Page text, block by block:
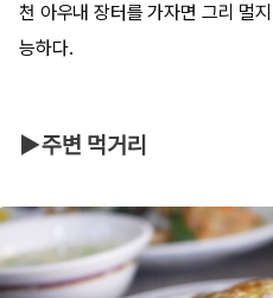
천 아우내 장터를 가자면 그리 멀
능하다.
▶주변 먹거리